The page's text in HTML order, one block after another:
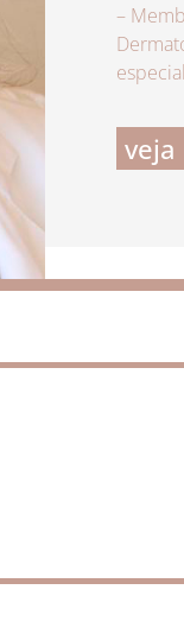
–
veja